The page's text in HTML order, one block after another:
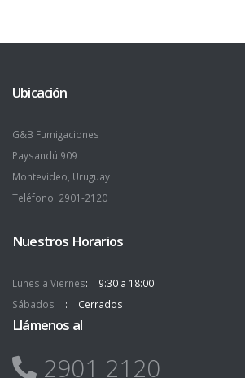
Ubicación
G&B Fumigaciones
Paysandú 909
Montevideo, Uruguay
Teléfono: 2901-2120
Nuestros Horarios
Lunes a Viernes
9:30 a 18:00
Sábados
Cerrados
Llámenos al
2901 2120